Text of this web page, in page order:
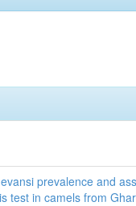
prevalence and
test in camels from